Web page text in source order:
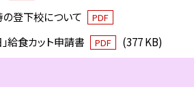
登下校について PDF
給食カット申請書 PDF (377 KB)